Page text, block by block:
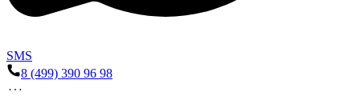
SMS
8 (499) 390 96 98